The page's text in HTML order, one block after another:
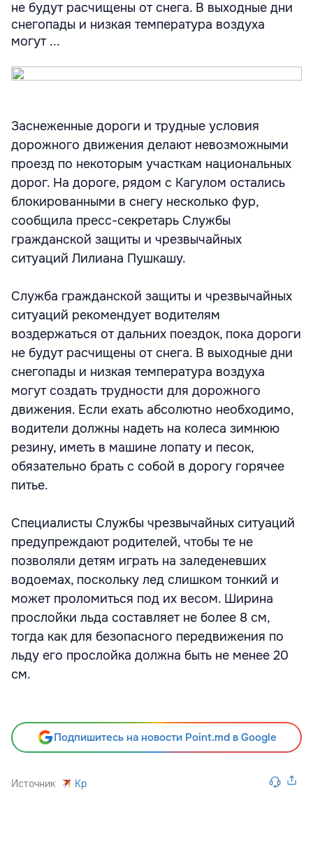
не будут расчищены от снега. В выходные дни
снегопады и низкая температура воздуха
могут ...
Заснеженные дороги и трудные условия
дорожного движения делают невозможными
проезд по некоторым участкам национальных
дорог. На дороге, рядом с Кагулом остались
блокированными в снегу несколько фур,
сообщила пресс-секретарь Службы
гражданской защиты и чрезвычайных
ситуаций Лилиана Пушкашу.
Служба гражданской защиты и чрезвычайных
ситуаций рекомендует водителям
воздержаться от дальних поездок, пока дороги
не будут расчищены от снега. В выходные дни
снегопады и низкая температура воздуха
могут создать трудности для дорожного
движения. Если ехать абсолютно необходимо,
водители должны надеть на колеса зимнюю
резину, иметь в машине лопату и песок,
обязательно брать с собой в дорогу горячее
питье.
Специалисты Службы чрезвычайных ситуаций
предупреждают родителей, чтобы те не
позволяли детям играть на заледеневших
водоемах, поскольку лед слишком тонкий и
может проломиться под их весом. Ширина
прослойки льда составляет не более 8 см,
тогда как для безопасного передвижения по
льду его прослойка должна быть не менее 20
см.
Подпишитесь на новости Point.md в Google
Источник Kp